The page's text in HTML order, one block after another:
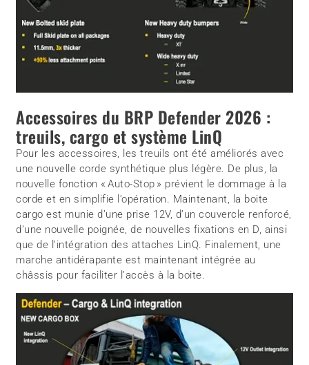
Accessoires du BRP Defender 2026 :
treuils, cargo et système LinQ
Pour les accessoires, les treuils ont été améliorés avec
une nouvelle corde synthétique plus légère. De plus, la
nouvelle fonction « Auto-Stop » prévient le dommage à la
corde et en simplifie l’opération. Maintenant, la boite
cargo est munie d’une prise 12V, d’un couvercle renforcé,
d’une nouvelle poignée, de nouvelles fixations en D, ainsi
que de l’intégration des attaches LinQ. Finalement, une
marche antidérapante est maintenant intégrée au
châssis pour faciliter l’accès à la boite.